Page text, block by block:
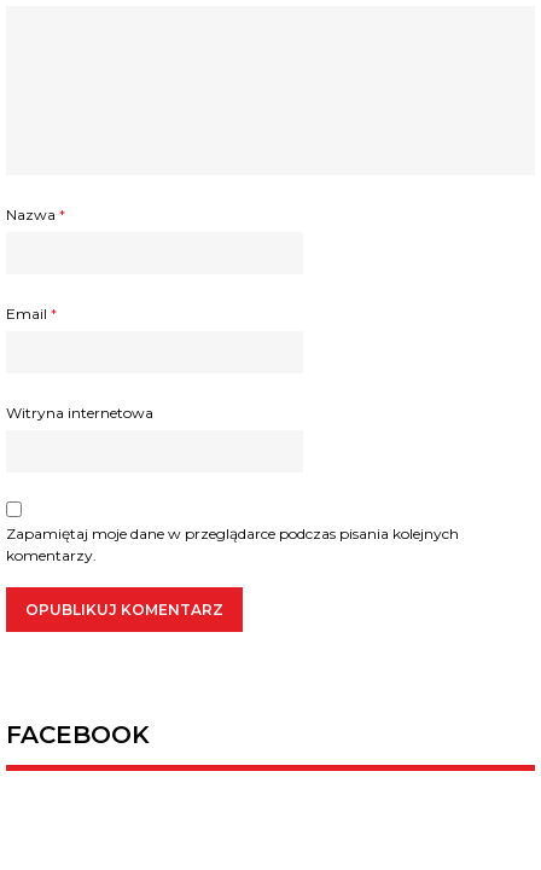
Nazwa *
Email *
Witryna internetowa
Zapamiętaj moje dane w przeglądarce podczas pisania kolejnych
komentarzy.
FACEBOOK